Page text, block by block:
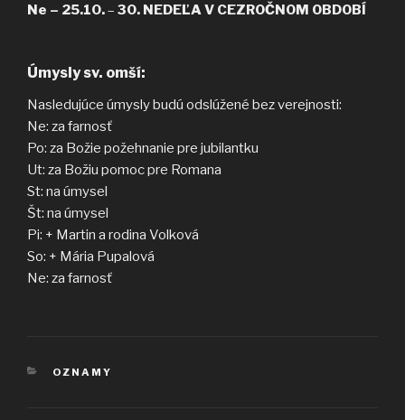
Ne – 25.10.– 30. NEDEĽA V CEZROČNOM OBDOBÍ
Úmysly sv. omší:
Nasledujúce úmysly budú odslúžené bez verejnosti:
Ne: za farnosť
Po: za Božie požehnanie pre jubilantku
Ut: za Božiu pomoc pre Romana
St: na úmysel
Št: na úmysel
Pi: + Martin a rodina Volková
So: + Mária Pupalová
Ne: za farnosť
KATEGÓRIE
OZNAMY